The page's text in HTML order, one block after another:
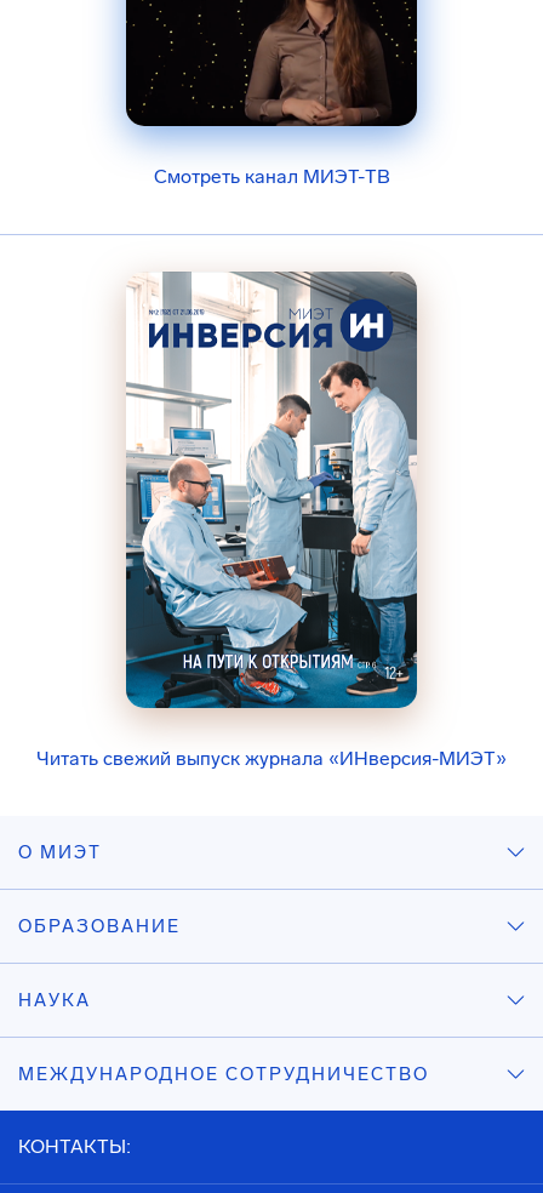
Смотреть канал МИЭТ-ТВ
Читать свежий выпуск журнала «ИНверсия-МИЭТ»
О МИЭТ
ОБРАЗОВАНИЕ
НАУКА
МЕЖДУНАРОДНОЕ СОТРУДНИЧЕСТВО
КОНТАКТЫ: